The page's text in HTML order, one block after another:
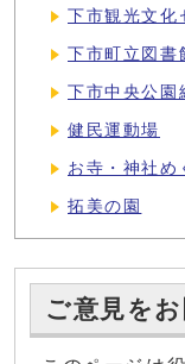
下市観光文化
下市町立図書
下市中央公園
健民運動場
お寺・神社め
拓美の園
ご意見を